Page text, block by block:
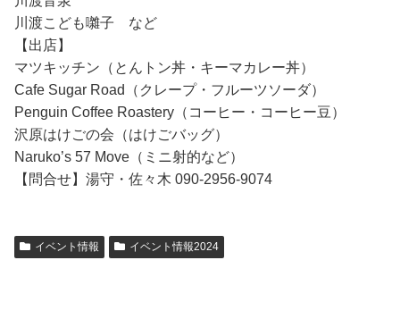
川渡こども囃子 など
【出店】
マツキッチン（とんトン丼・キーマカレー丼）
Cafe Sugar Road（クレープ・フルーツソーダ）
Penguin Coffee Roastery（コーヒー・コーヒー豆）
沢原はけごの会（はけごバッグ）
Naruko’s 57 Move（ミニ射的など）
【問合せ】湯守・佐々木 090-2956-9074
イベント情報 イベント情報2024